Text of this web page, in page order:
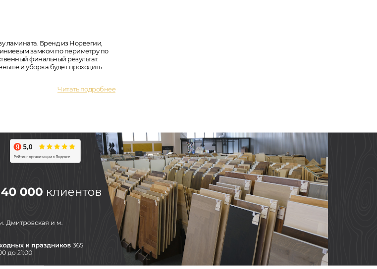
ламината. Бренд из Норвегии,
замком по периметру по
финальный результат.
и уборка будет проходить
Читать подробнее